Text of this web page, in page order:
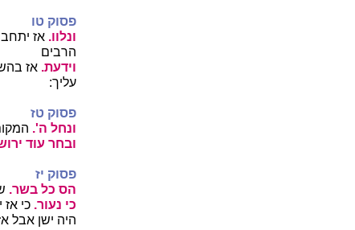
פסוק טו
ונלוו. אז
הרבים
וידעת. אז
עליך:
פסוק טז
ונחל ה'.
ובחר עוד
פסוק יז
הס כל בשר.
כי נעור. כי
היה ישן אבל